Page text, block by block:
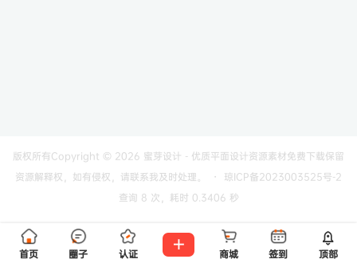
版权所有Copyright © 2026 蜜芽设计 - 优质平面设计资源素材免费下载保留
资源解释权，如有侵权，请联系我及时处理。
・
琼ICP备2023003525号-2
查询 8 次，耗时 0.3406 秒
首页 圈子 认证 商城 签到 顶部